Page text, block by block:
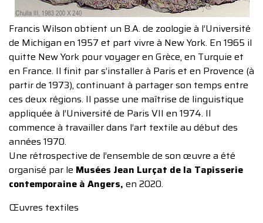
Francis Wilson obtient un B.A. de zoologie à l’Université
de Michigan en 1957 et part vivre à New York. En 1965 il
quitte New York pour voyager en Grèce, en Turquie et
en France. Il finit par s’installer à Paris et en Provence (à
partir de 1973), continuant à partager son temps entre
ces deux régions. Il passe une maîtrise de linguistique
appliquée à l’Université de Paris VII en 1974. Il
commence à travailler dans l’art textile au début des
années 1970.
Une rétrospective de l’ensemble de son œuvre a été
organisé par le Musées Jean Lurçat de la Tapisserie
contemporaine à Angers, en 2020.
Œuvres textiles